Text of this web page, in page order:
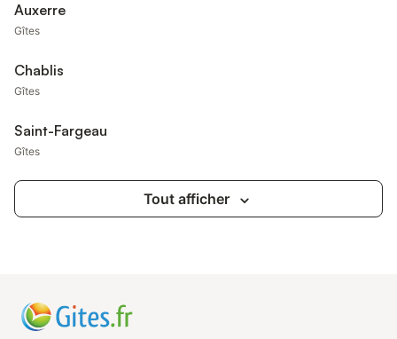
Auxerre
Gîtes
Chablis
Gîtes
Saint-Fargeau
Gîtes
Tout afficher